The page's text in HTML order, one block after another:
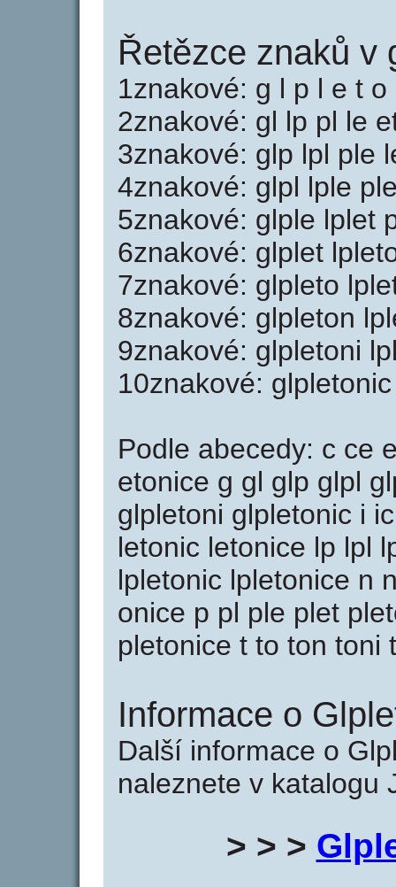
Řetězce znaků v
1znakové: g l p l e t o
2znakové: gl lp pl le
3znakové: glp lpl ple
4znakové: glpl lple
5znakové: glple lplet
6znakové: glplet
7znakové: glpleto
8znakové: glpleton
9znakové: glpletoni
10znakové:
Podle abecedy: c ce
etonice g gl glp glpl
glpletoni glpletonic i
letonic letonice lp lpl
lpletonic lpletonice n
onice p pl ple plet
pletonice t to ton toni
Informace o
Další informace o
naleznete v katalogu
> > >